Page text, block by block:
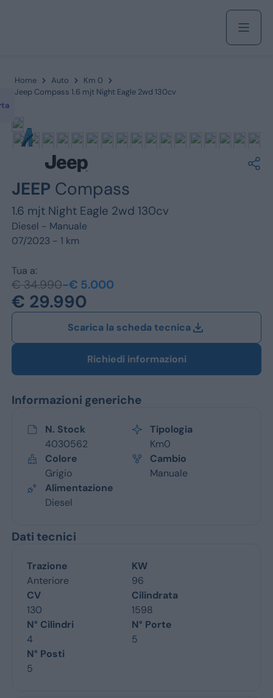
Marchi
Dacia
Renault
Vedi tutti i marchi
Home Auto
Km 0
Jeep Compass 1.6 mjt Night Eagle 2wd 130cv
JEEP Compass
1.6 mjt Night Eagle 2wd 130cv
Diesel - Manuale
07/2023 - 1 km
Tua a:
€ 34.990-€ 5.000
€ 29.990
Scarica la scheda tecnica
Richiedi informazioni
Informazioni generiche
N. Stock
4030562
Tipologia
Km0
Colore
Grigio
Cambio
Manuale
Alimentazione
Diesel
Dati tecnici
Trazione
Anteriore
KW
96
CV
130
Cilindrata
1598
N° Cilindri
4
N° Porte
5
N° Posti
5